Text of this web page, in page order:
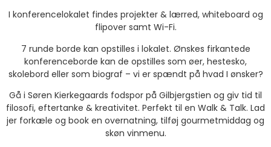
I konferencelokalet findes projekter & lærred, whiteboard og
flipover samt Wi-Fi.
7 runde borde kan opstilles i lokalet. Ønskes firkantede
konferenceborde kan de opstilles som øer, hestesko,
skolebord eller som biograf – vi er spændt på hvad I ønsker?
Gå i Søren Kierkegaards fodspor på Gilbjergstien og giv tid til
filosofi, eftertanke & kreativitet. Perfekt til en Walk & Talk. Lad
jer forkæle og book en overnatning, tilføj gourmetmiddag og
skøn vinmenu.